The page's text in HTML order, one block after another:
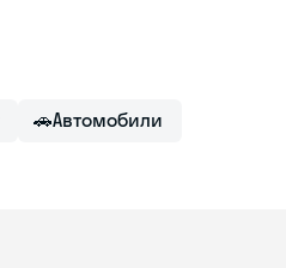
🚗Автомобили